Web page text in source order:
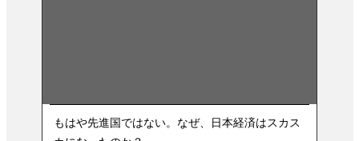
もはや先進国ではない。なぜ、日本経済はスカス